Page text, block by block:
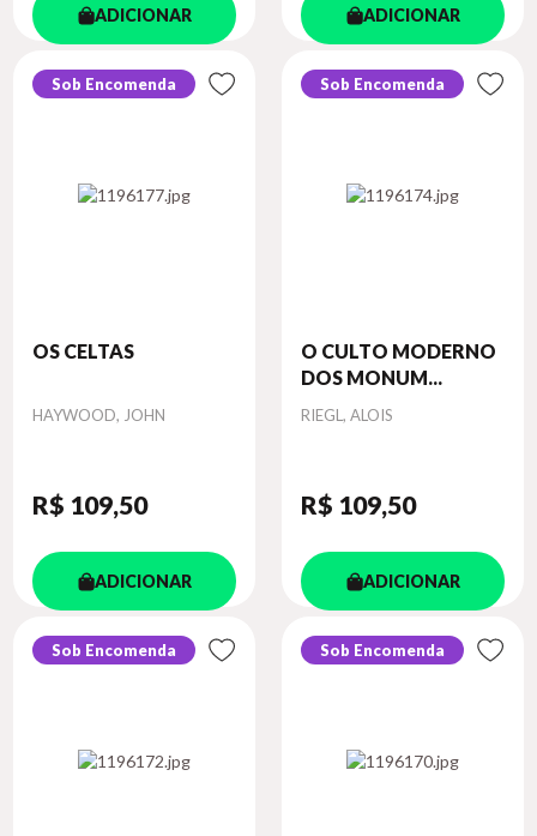
ADICIONAR ADICIONAR
Sob Encomenda
OS CELTAS
Autor
HAYWOOD, JOHN
R$ 109,50
ADICIONAR
Sob Encomenda
O CULTO MODERNO
DOS MONUM...
Autor
RIEGL, ALOIS
R$ 109,50
ADICIONAR
Sob Encomenda Sob Encomenda